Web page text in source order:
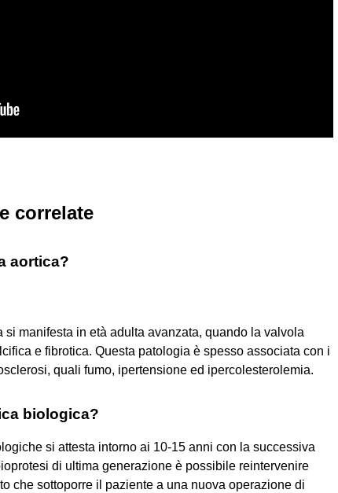
correlate
aortica?
si manifesta in età adulta avanzata, quando la valvola
e fibrotica. Questa patologia è spesso associata con i
quali fumo, ipertensione ed ipercolesterolemia.
biologica?
si attesta intorno ai 10-15 anni con la successiva
di ultima generazione è possibile reintervenire
che sottoporre il paziente a una nuova operazione di